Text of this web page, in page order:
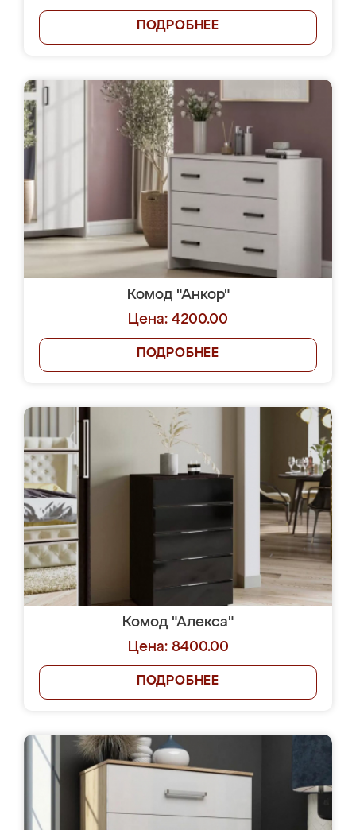
ПОДРОБНЕЕ
Комод "Анкор"
Цена: 4200.00
ПОДРОБНЕЕ
Комод "Алекса"
Цена: 8400.00
ПОДРОБНЕЕ